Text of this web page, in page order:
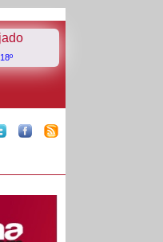
18º